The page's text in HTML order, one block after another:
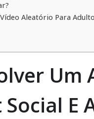
Aleatório Para
Um
E